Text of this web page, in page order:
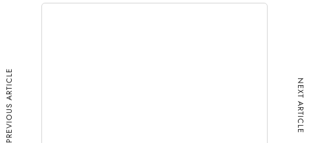
PREVIOUS ARTICLE NEXT ARTICLE